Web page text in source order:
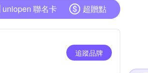
uniopen 聯名卡 超贈點
追蹤品牌